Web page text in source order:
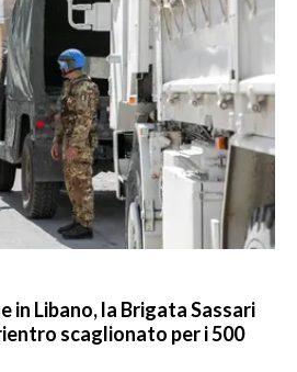
in Libano, la Brigata Sassari
scaglionato per i 500